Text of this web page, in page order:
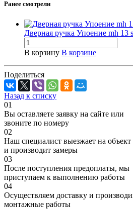
Ранее смотрели
Дверная ручка Упоение mh 13
В корзину В корзине
Поделиться
Назад к списку
01
Вы оставляете заявку на сайте или
звоните по номеру
02
Наш специалист выезжает на объект
и производит замеры
03
После поступления предоплаты, мы
приступаем к выполнению работы
04
Осуществляем доставку и
монтажные работы